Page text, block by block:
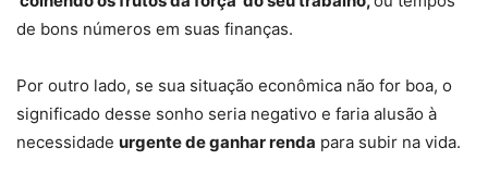
de bons números em suas finanças.
Por outro lado, se sua situação econômica não for boa, o
significado desse sonho seria negativo e faria alusão à
necessidade urgente de ganhar renda para subir na vida.